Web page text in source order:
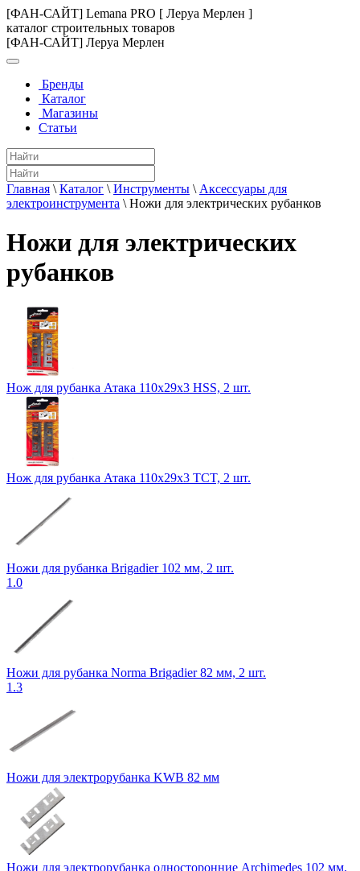
[ФАН-САЙТ] Lemana PRO [ Леруа Мерлен ]
каталог строительных товаров
[ФАН-САЙТ] Леруа Мерлен
Бренды
Каталог
Магазины
Статьи
Главная \ Каталог \ Инструменты \ Аксессуары для
электроинструмента \ Ножи для электрических рубанков
Ножи для электрических
рубанков
Нож для рубанка Атака 110х29х3 HSS, 2 шт.
Нож для рубанка Атака 110х29х3 TCT, 2 шт.
Ножи для рубанка Brigadier 102 мм, 2 шт.
1.0
Ножи для рубанка Norma Brigadier 82 мм, 2 шт.
1.3
Ножи для электрорубанка KWB 82 мм
Ножи для электрорубанка односторонние Archimedes 102 мм,